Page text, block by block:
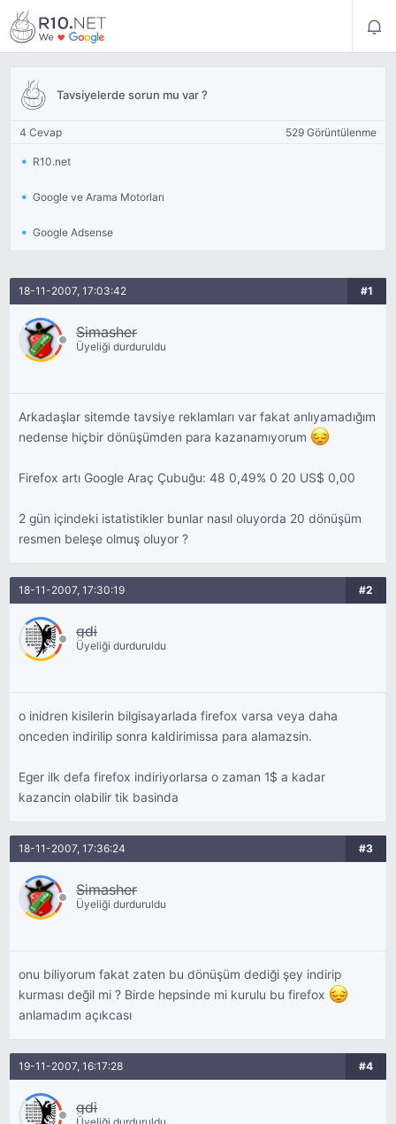
Tavsiyelerde sorun mu var ?
4 Cevap 529 Görüntülenme
R10.net
Google ve Arama Motorları
Google Adsense
18-11-2007, 17:03:42 #1
Simasher
Üyeliği durduruldu
Arkadaşlar sitemde tavsiye reklamları var fakat anlıyamadığım
nedense hiçbir dönüşümden para kazanamıyorum
Firefox artı Google Araç Çubuğu: 48 0,49% 0 20 US$ 0,00
2 gün içindeki istatistikler bunlar nasıl oluyorda 20 dönüşüm
resmen beleşe olmuş oluyor ?
18-11-2007, 17:30:19 #2
gdi
Üyeliği durduruldu
o inidren kisilerin bilgisayarlada firefox varsa veya daha
onceden indirilip sonra kaldirimissa para alamazsin.
Eger ilk defa firefox indiriyorlarsa o zaman 1$ a kadar
kazancin olabilir tik basinda
18-11-2007, 17:36:24 #3
Simasher
Üyeliği durduruldu
onu biliyorum fakat zaten bu dönüşüm dediği şey indirip
kurması değil mi ? Birde hepsinde mi kurulu bu firefox
anlamadım açıkcası
19-11-2007, 16:17:28 #4
gdi